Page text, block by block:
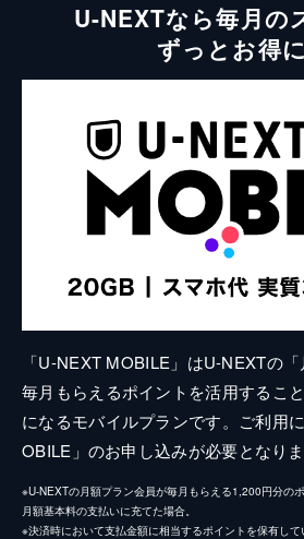
U-NEXTなら毎月の
ずっとお得
「U-NEXT MOBILE」はU-NEXTの
毎月もらえるポイントを活用するこ
になるモバイルプランです。ご利用
OBILE」のお申し込みが必要となりま
※U-NEXTの月額プラン会員が毎月もらえる1,200円分の
月額基本料の支払いに充てた場合。
※決済時において支払金額に相当するポイントを保有し